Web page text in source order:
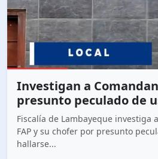
Investigan a
presunto peculado de
Fiscalía de Lambayeque investiga
FAP y su chofer por presunto
hallarse...